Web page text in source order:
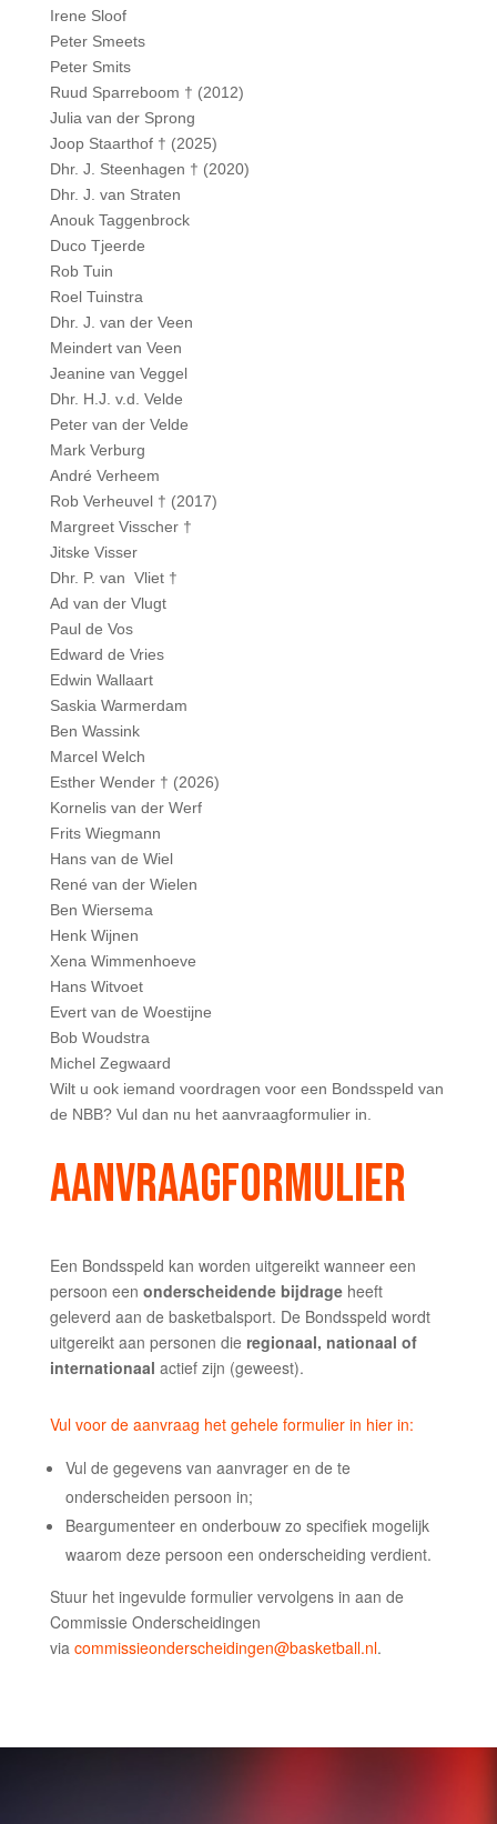
Irene Sloof
Peter Smeets
Peter Smits
Ruud Sparreboom † (2012)
Julia van der Sprong
Joop Staarthof † (2025)
Dhr. J. Steenhagen † (2020)
Dhr. J. van Straten
Anouk Taggenbrock
Duco Tjeerde
Rob Tuin
Roel Tuinstra
Dhr. J. van der Veen
Meindert van Veen
Jeanine van Veggel
Dhr. H.J. v.d. Velde
Peter van der Velde
Mark Verburg
André Verheem
Rob Verheuvel † (2017)
Margreet Visscher †
Jitske Visser
Dhr. P. van Vliet †
Ad van der Vlugt
Paul de Vos
Edward de Vries
Edwin Wallaart
Saskia Warmerdam
Ben Wassink
Marcel Welch
Esther Wender † (2026)
Kornelis van der Werf
Frits Wiegmann
Hans van de Wiel
René van der Wielen
Ben Wiersema
Henk Wijnen
Xena Wimmenhoeve
Hans Witvoet
Evert van de Woestijne
Bob Woudstra
Michel Zegwaard
Wilt u ook iemand voordragen voor een Bondsspeld van
de NBB? Vul dan nu het aanvraagformulier in.
AANVRAAGFORMULIER
Een Bondsspeld kan worden uitgereikt wanneer een
persoon een onderscheidende bijdrage heeft
geleverd aan de basketbalsport. De Bondsspeld wordt
uitgereikt aan personen die regionaal, nationaal of
internationaal actief zijn (geweest).
Vul voor de aanvraag het gehele formulier in hier in:
Vul de gegevens van aanvrager en de te
onderscheiden persoon in;
Beargumenteer en onderbouw zo specifiek mogelijk
waarom deze persoon een onderscheiding verdient.
Stuur het ingevulde formulier vervolgens in aan de
Commissie Onderscheidingen
via commissieonderscheidingen@basketball.nl.